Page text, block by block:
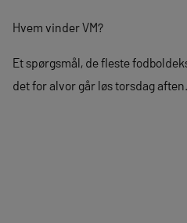
Hvem vinder VM?
Et spørgsmål, de fleste
det for alvor går løs torsdag aften.